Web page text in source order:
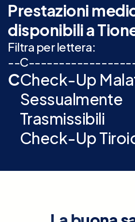
Prestazioni
disponibili a
Filtra per lettera:
--C-----------------
CCheck-Up
Sessualmente
Trasmissibili
Check-Up